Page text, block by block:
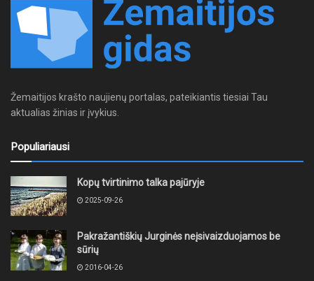
Žemaitijos krašto naujienų portalas, pateikiantis tiesiai Tau
aktualias žinias ir įvykius.
Populiariausi
Kopų tvirtinimo talka pajūryje
2025-09-26
Pakražantiškių Jurginės neįsivaizduojamos be
sūrių
2016-04-26